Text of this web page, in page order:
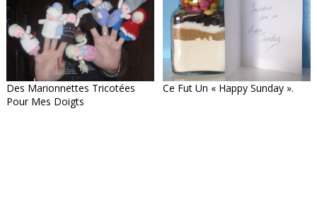
Des Marionnettes Tricotées
Pour Mes Doigts
Ce Fut Un « Happy Sunday ».